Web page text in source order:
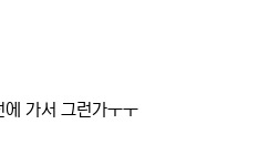
가서 그런가ㅜㅜ